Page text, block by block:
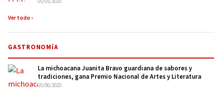
Ver todo ›
GASTRONOMíA
La michoacana Juanita Bravo guardiana de sabores y
tradiciones, gana Premio Nacional de Artes y Literatura
05/06/2025